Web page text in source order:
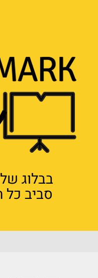
בבלוג
סביב כל